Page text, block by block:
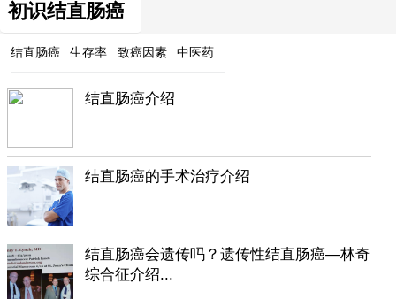
初识结直肠癌
结直肠癌 生存率 致癌因素 中医药
结直肠癌介绍
结直肠癌的手术治疗介绍
结直肠癌会遗传吗？遗传性结直肠癌—林奇
综合征介绍...